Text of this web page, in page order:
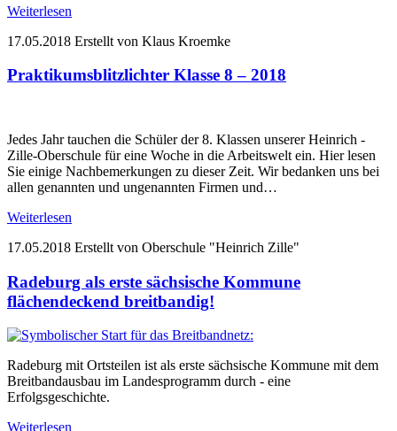
Weiterlesen
17.05.2018 Erstellt von Klaus Kroemke
Praktikumsblitzlichter Klasse 8 – 2018
Jedes Jahr tauchen die Schüler der 8. Klassen unserer Heinrich -
Zille-Oberschule für eine Woche in die Arbeitswelt ein. Hier lesen
Sie einige Nachbemerkungen zu dieser Zeit. Wir bedanken uns bei
allen genannten und ungenannten Firmen und…
Weiterlesen
17.05.2018 Erstellt von Oberschule "Heinrich Zille"
Radeburg als erste sächsische Kommune
flächendeckend breitbandig!
Radeburg mit Ortsteilen ist als erste sächsische Kommune mit dem
Breitbandausbau im Landesprogramm durch - eine
Erfolgsgeschichte.
Weiterlesen